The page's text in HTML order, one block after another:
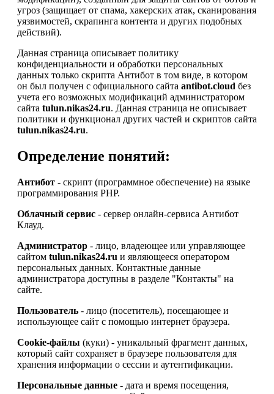
угроз (защищает от спама, хакерских атак, сканирования
уязвимостей, скрапинга контента и других подобных
действий).
Данная страница описывает политику
конфиденциальности и обработки персональных
данных только скрипта Антибот в том виде, в котором
он был получен с официального сайта antibot.cloud без
учета его возможных модификаций администратором
сайта tulun.nikas24.ru. Данная страница не описывает
политики и функционал других частей и скриптов сайта
tulun.nikas24.ru.
Определение понятий:
Антибот - скрипт (программное обеспечение) на языке
программирования PHP.
Облачный сервис - сервер онлайн-сервиса Антибот
Клауд.
Администратор - лицо, владеющее или управляющее
сайтом tulun.nikas24.ru и являющееся оператором
персональных данных. Контактные данные
администратора доступны в разделе "Контакты" на
сайте.
Пользователь - лицо (посетитель), посещающее и
использующее сайт с помощью интернет браузера.
Cookie-файлы (куки) - уникальный фрагмент данных,
который сайт сохраняет в браузере пользователя для
хранения информации о сессии и аутентификации.
Персональные данные - дата и время посещения,